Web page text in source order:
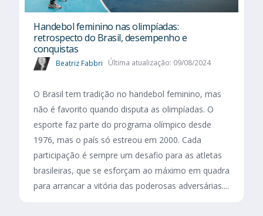
Handebol feminino nas olimpíadas:
retrospecto do Brasil, desempenho e
conquistas
Beatriz Fabbri Última atualização: 09/08/2024
O Brasil tem tradição no handebol feminino, mas
não é favorito quando disputa as olimpíadas. O
esporte faz parte do programa olímpico desde
1976, mas o país só estreou em 2000. Cada
participação é sempre um desafio para as atletas
brasileiras, que se esforçam ao máximo em quadra
para arrancar a vitória das poderosas adversárias....